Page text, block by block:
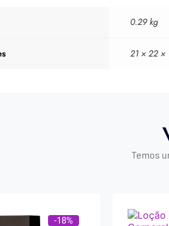
0.29 kg
21 × 22 ×
Temos
-18%